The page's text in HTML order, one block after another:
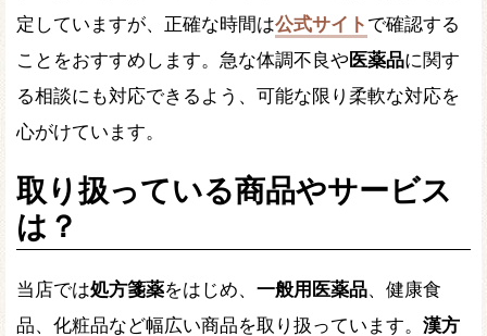
定していますが、正確な時間は公式サイト で確認する
ことをおすすめします。急な体調不良や医薬品に関す
る相談にも対応できるよう、可能な限り柔軟な対応を
心がけています。
取り扱っている商品やサービス
は？
当店では処方箋薬をはじめ、 一般用医薬品、健康食
品、化粧品など幅広い商品を取り扱っています。 漢方